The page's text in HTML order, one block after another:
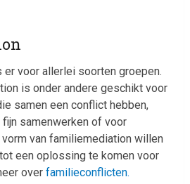
voor allerlei soorten groepen.
is onder andere geschikt voor
samen een conflict hebben,
fijn samenwerken of voor
van familiemediation willen
een oplossing te komen voor
overfamilieconflicten.